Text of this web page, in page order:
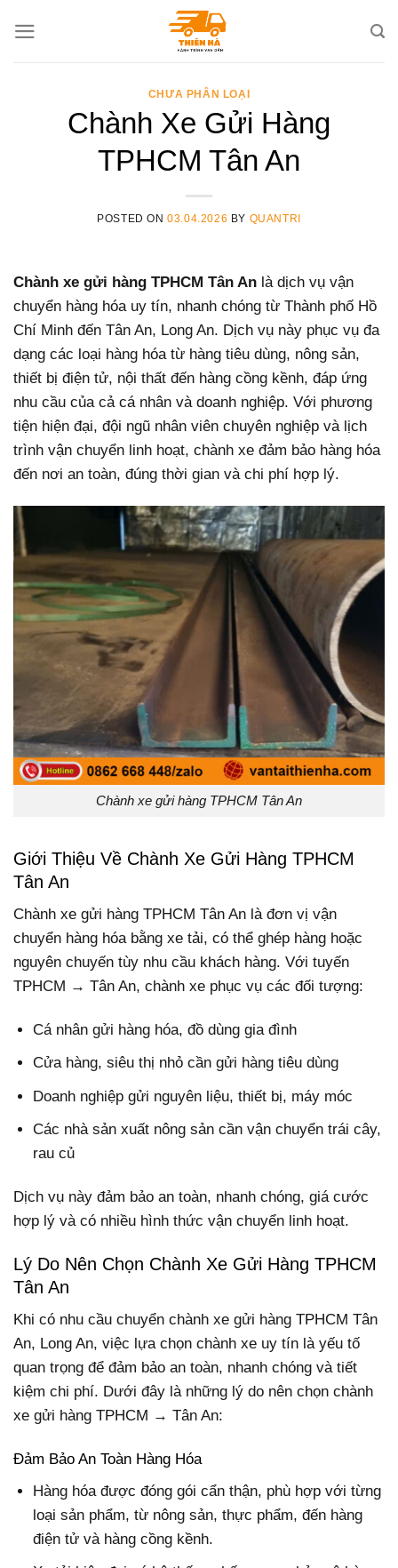
CHƯA PHÂN LOẠI
Chành Xe Gửi Hàng
TPHCM Tân An
POSTED ON03.04.2026 BY QUANTRI
Chành xe gửi hàng TPHCM Tân An là dịch vụ vận
chuyển hàng hóa uy tín, nhanh chóng từ Thành phố Hồ
Chí Minh đến Tân An, Long An. Dịch vụ này phục vụ đa
dạng các loại hàng hóa từ hàng tiêu dùng, nông sản,
thiết bị điện tử, nội thất đến hàng cồng kềnh, đáp ứng
nhu cầu của cả cá nhân và doanh nghiệp. Với phương
tiện hiện đại, đội ngũ nhân viên chuyên nghiệp và lịch
trình vận chuyển linh hoạt, chành xe đảm bảo hàng hóa
đến nơi an toàn, đúng thời gian và chi phí hợp lý.
Chành xe gửi hàng TPHCM Tân An
Giới Thiệu Về Chành Xe Gửi Hàng TPHCM
Tân An
Chành xe gửi hàng TPHCM Tân An là đơn vị vận
chuyển hàng hóa bằng xe tải, có thể ghép hàng hoặc
nguyên chuyến tùy nhu cầu khách hàng. Với tuyến
TPHCM → Tân An, chành xe phục vụ các đối tượng:
Cá nhân gửi hàng hóa, đồ dùng gia đình
Cửa hàng, siêu thị nhỏ cần gửi hàng tiêu dùng
Doanh nghiệp gửi nguyên liệu, thiết bị, máy móc
Các nhà sản xuất nông sản cần vận chuyển trái cây,
rau củ
Dịch vụ này đảm bảo an toàn, nhanh chóng, giá cước
hợp lý và có nhiều hình thức vận chuyển linh hoạt.
Lý Do Nên Chọn Chành Xe Gửi Hàng TPHCM
Tân An
Khi có nhu cầu chuyển chành xe gửi hàng TPHCM Tân
An, Long An, việc lựa chọn chành xe uy tín là yếu tố
quan trọng để đảm bảo an toàn, nhanh chóng và tiết
kiệm chi phí. Dưới đây là những lý do nên chọn chành
xe gửi hàng TPHCM → Tân An:
Đảm Bảo An Toàn Hàng Hóa
Hàng hóa được đóng gói cẩn thận, phù hợp với từng
loại sản phẩm, từ nông sản, thực phẩm, đến hàng
điện tử và hàng cồng kềnh.